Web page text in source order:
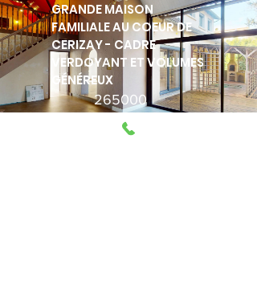
GRANDE MAISON
FAMILIALE AU COEUR DE
CERIZAY - CADRE
VERDOYANT ET VOLUMES
GÉNÉREUX
265000
DÉCOUVRIR